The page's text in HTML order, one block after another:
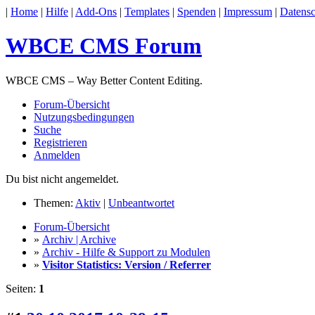
| Home | Hilfe | Add-Ons | Templates | Spenden | Impressum |
WBCE CMS Forum
WBCE CMS – Way Better Content Editing.
Forum-Übersicht
Nutzungsbedingungen
Suche
Registrieren
Anmelden
Du bist nicht angemeldet.
Themen: Aktiv | Unbeantwortet
Forum-Übersicht
» Archiv | Archive
» Archiv - Hilfe & Support zu Modulen
» Visitor Statistics: Version / Referrer
Seiten: 1